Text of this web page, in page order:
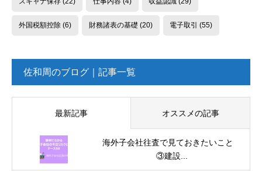
外国税額控除(6) 財務諸表の基礎 (20) 電子取引 (55)
佐和周のブログ｜記事一覧
最新記事 オススメの記事
海外子会社往査で見ておきたいこと
③建設...